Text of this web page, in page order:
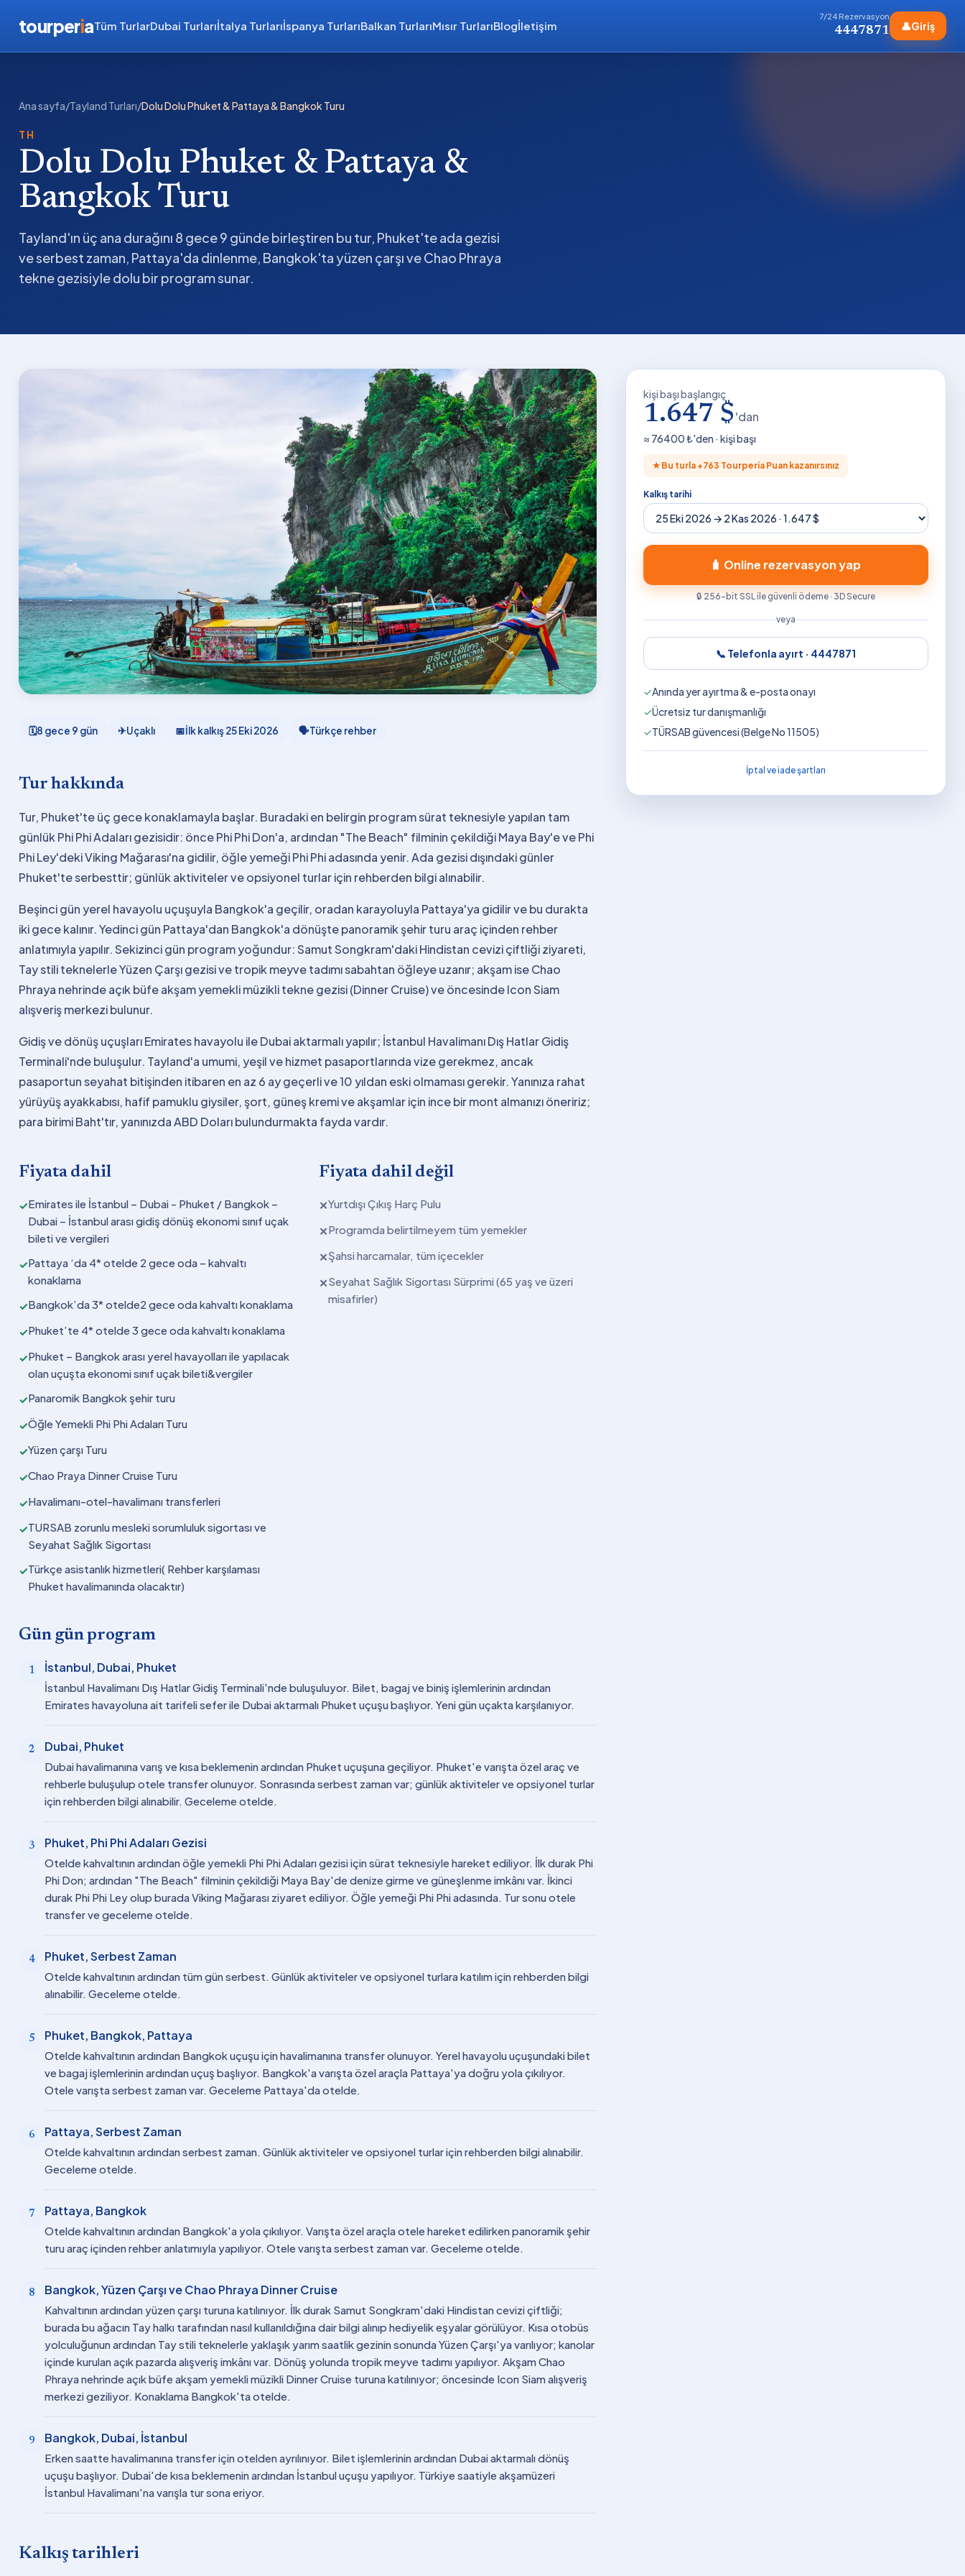
tourperiaTüm TurlarDubai Turlarıİtalya Turlarıİspanya TurlarıBalkan TurlarıMısır TurlarıBlogİletişim
7/24 Rezervasyon
4447871 👤Giriş
Ana sayfa/Tayland Turları/Dolu Dolu Phuket & Pattaya & Bangkok Turu
TH
Dolu Dolu Phuket & Pattaya &
Bangkok Turu
Tayland'ın üç ana durağını 8 gece 9 günde birleştiren bu tur, Phuket'te ada gezisi
ve serbest zaman, Pattaya'da dinlenme, Bangkok'ta yüzen çarşı ve Chao Phraya
tekne gezisiyle dolu bir program sunar.
🗓8 gece 9 gün ✈Uçaklı 📅İlk kalkış25 Eki 2026 🗣Türkçe rehber
Tur hakkında
Tur, Phuket'te üç gece konaklamayla başlar. Buradaki en belirgin program sürat teknesiyle yapılan tam
günlük Phi Phi Adaları gezisidir: önce Phi Phi Don'a, ardından "The Beach" filminin çekildiği Maya Bay'e ve Phi
Phi Ley'deki Viking Mağarası'na gidilir, öğle yemeği Phi Phi adasında yenir. Ada gezisi dışındaki günler
Phuket'te serbesttir; günlük aktiviteler ve opsiyonel turlar için rehberden bilgi alınabilir.
Beşinci gün yerel havayolu uçuşuyla Bangkok'a geçilir, oradan karayoluyla Pattaya'ya gidilir ve bu durakta
iki gece kalınır. Yedinci gün Pattaya'dan Bangkok'a dönüşte panoramik şehir turu araç içinden rehber
anlatımıyla yapılır. Sekizinci gün program yoğundur: Samut Songkram'daki Hindistan cevizi çiftliği ziyareti,
Tay stili teknelerle Yüzen Çarşı gezisi ve tropik meyve tadımı sabahtan öğleye uzanır; akşam ise Chao
Phraya nehrinde açık büfe akşam yemekli müzikli tekne gezisi (Dinner Cruise) ve öncesinde Icon Siam
alışveriş merkezi bulunur.
Gidiş ve dönüş uçuşları Emirates havayolu ile Dubai aktarmalı yapılır; İstanbul Havalimanı Dış Hatlar Gidiş
Terminali'nde buluşulur. Tayland'a umumi, yeşil ve hizmet pasaportlarında vize gerekmez, ancak
pasaportun seyahat bitişinden itibaren en az 6 ay geçerli ve 10 yıldan eski olmaması gerekir. Yanınıza rahat
yürüyüş ayakkabısı, hafif pamuklu giysiler, şort, güneş kremi ve akşamlar için ince bir mont almanızı öneririz;
para birimi Baht'tır, yanınızda ABD Doları bulundurmakta fayda vardır.
Fiyata dahil
✓Emirates ile İstanbul – Dubai - Phuket / Bangkok –
Dubai – İstanbul arası gidiş dönüş ekonomi sınıf uçak
bileti ve vergileri
✓Pattaya ‘da 4* otelde 2 gece oda – kahvaltı
konaklama
✓Bangkok’da 3* otelde2 gece oda kahvaltı konaklama
✓Phuket’te 4* otelde 3 gece oda kahvaltı konaklama
✓Phuket – Bangkok arası yerel havayolları ile yapılacak
olan uçuşta ekonomi sınıf uçak bileti&vergiler
✓Panaromik Bangkok şehir turu
✓Öğle Yemekli Phi Phi Adaları Turu
✓Yüzen çarşı Turu
✓Chao Praya Dinner Cruise Turu
✓Havalimanı-otel-havalimanı transferleri
✓TURSAB zorunlu mesleki sorumluluk sigortası ve
Seyahat Sağlık Sigortası
✓Türkçe asistanlık hizmetleri( Rehber karşılaması
Phuket havalimanında olacaktır)
Fiyata dahil değil
✕Yurtdışı Çıkış Harç Pulu
✕Programda belirtilmeyem tüm yemekler
✕Şahsi harcamalar, tüm içecekler
✕Seyahat Sağlık Sigortası Sürprimi (65 yaş ve üzeri
misafirler)
Gün gün program
1 İstanbul, Dubai, Phuket
İstanbul Havalimanı Dış Hatlar Gidiş Terminali'nde buluşuluyor. Bilet, bagaj ve biniş işlemlerinin ardından
Emirates havayoluna ait tarifeli sefer ile Dubai aktarmalı Phuket uçuşu başlıyor. Yeni gün uçakta karşılanıyor.
2 Dubai, Phuket
Dubai havalimanına varış ve kısa beklemenin ardından Phuket uçuşuna geçiliyor. Phuket'e varışta özel araç ve
rehberle buluşulup otele transfer olunuyor. Sonrasında serbest zaman var; günlük aktiviteler ve opsiyonel turlar
için rehberden bilgi alınabilir. Geceleme otelde.
3 Phuket, Phi Phi Adaları Gezisi
Otelde kahvaltının ardından öğle yemekli Phi Phi Adaları gezisi için sürat teknesiyle hareket ediliyor. İlk durak Phi
Phi Don; ardından "The Beach" filminin çekildiği Maya Bay'de denize girme ve güneşlenme imkânı var. İkinci
durak Phi Phi Ley olup burada Viking Mağarası ziyaret ediliyor. Öğle yemeği Phi Phi adasında. Tur sonu otele
transfer ve geceleme otelde.
4 Phuket, Serbest Zaman
Otelde kahvaltının ardından tüm gün serbest. Günlük aktiviteler ve opsiyonel turlara katılım için rehberden bilgi
alınabilir. Geceleme otelde.
5 Phuket, Bangkok, Pattaya
Otelde kahvaltının ardından Bangkok uçuşu için havalimanına transfer olunuyor. Yerel havayolu uçuşundaki bilet
ve bagaj işlemlerinin ardından uçuş başlıyor. Bangkok'a varışta özel araçla Pattaya'ya doğru yola çıkılıyor.
Otele varışta serbest zaman var. Geceleme Pattaya'da otelde.
6 Pattaya, Serbest Zaman
Otelde kahvaltının ardından serbest zaman. Günlük aktiviteler ve opsiyonel turlar için rehberden bilgi alınabilir.
Geceleme otelde.
7 Pattaya, Bangkok
Otelde kahvaltının ardından Bangkok'a yola çıkılıyor. Varışta özel araçla otele hareket edilirken panoramik şehir
turu araç içinden rehber anlatımıyla yapılıyor. Otele varışta serbest zaman var. Geceleme otelde.
8 Bangkok, Yüzen Çarşı ve Chao Phraya Dinner Cruise
Kahvaltının ardından yüzen çarşı turuna katılınıyor. İlk durak Samut Songkram'daki Hindistan cevizi çiftliği;
burada bu ağacın Tay halkı tarafından nasıl kullanıldığına dair bilgi alınıp hediyelik eşyalar görülüyor. Kısa otobüs
yolculuğunun ardından Tay stili teknelerle yaklaşık yarım saatlik gezinin sonunda Yüzen Çarşı'ya varılıyor; kanolar
içinde kurulan açık pazarda alışveriş imkânı var. Dönüş yolunda tropik meyve tadımı yapılıyor. Akşam Chao
Phraya nehrinde açık büfe akşam yemekli müzikli Dinner Cruise turuna katılınıyor; öncesinde Icon Siam alışveriş
merkezi geziliyor. Konaklama Bangkok'ta otelde.
9 Bangkok, Dubai, İstanbul
Erken saatte havalimanına transfer için otelden ayrılınıyor. Bilet işlemlerinin ardından Dubai aktarmalı dönüş
uçuşu başlıyor. Dubai'de kısa beklemenin ardından İstanbul uçuşu yapılıyor. Türkiye saatiyle akşamüzeri
İstanbul Havalimanı'na varışla tur sona eriyor.
Kalkış tarihleri
kişi başı başlangıç
1.647 $'dan
≈ 76400₺'den · kişi başı
★ Bu turla +763 Tourperia Puan kazanırsınız
Kalkış tarihi
🧳 Online rezervasyon yap
🔒 256-bit SSL ile güvenli ödeme · 3D Secure
veya
📞 Telefonla ayırt · 4447871
✓Anında yer ayırtma & e-posta onayı
✓Ücretsiz tur danışmanlığı
✓TÜRSAB güvencesi (Belge No 11505)
İptal ve iade şartları